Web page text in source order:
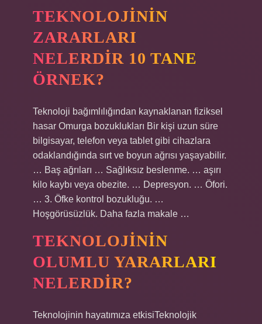
TEKNOLOJININ
ZARARLARI
NELERDIR 10 TANE
ÖRNEK?
Teknoloji bağımlılığından kaynaklanan fiziksel
hasar Omurga bozuklukları Bir kişi uzun süre
bilgisayar, telefon veya tablet gibi cihazlara
odaklandığında sırt ve boyun ağrısı yaşayabilir.
… Baş ağrıları … Sağlıksız beslenme. … aşırı
kilo kaybı veya obezite. … Depresyon. … Öfori.
… 3. Öfke kontrol bozukluğu. …
Hoşgörüsüzlük. Daha fazla makale …
TEKNOLOJININ
OLUMLU YARARLARI
NELERDIR?
Teknolojinin hayatımıza etkisiTeknolojik